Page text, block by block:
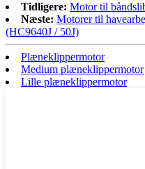
Tidligere: Motor til
Næste: Motorer til
(HC9640J / 50J)
Plæneklippermotor
Medium plæneklippermotor
Lille plæneklippermotor